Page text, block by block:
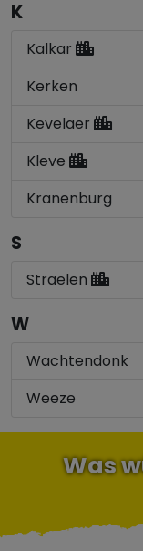
K
Kalkar
Kerken
Kevelaer
Kleve
Kranenburg
S
Straelen
W
Wachtendonk
Weeze
Was